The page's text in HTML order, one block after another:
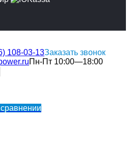
108-03-13Заказать звонок
Пн-Пт 10:00—18:00